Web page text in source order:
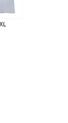
XL